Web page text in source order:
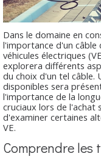
Dans le domaine en
l'importance d'un câble
véhicules électriques
explorera différents
du choix d'un tel câble.
disponibles sera
l'importance de la
cruciaux lors de l'achat
d'examiner certaines
VE.
Comprendre les